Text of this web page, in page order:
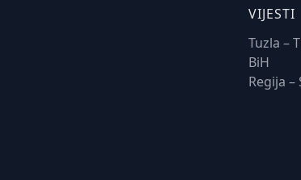
VIJESTI
Tuzla –
BiH
Regija –